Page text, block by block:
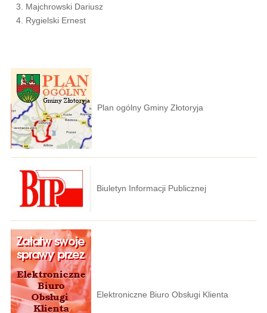
Majchrowski Dariusz
Rygielski Ernest
Plan ogólny Gminy Złotoryja
Biuletyn Informacji Publicznej
Elektroniczne Biuro Obsługi Klienta